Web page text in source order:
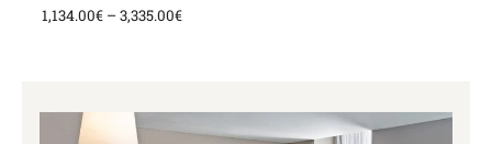
1,134.00€ –3,335.00€